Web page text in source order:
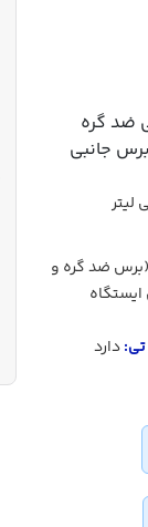
ضد گره
(برس ضد گره و
دارد